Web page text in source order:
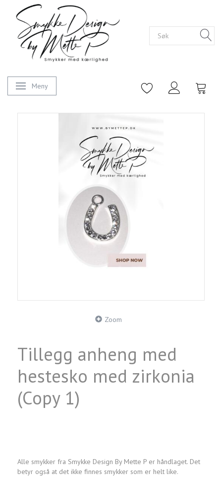
Veksle navigasjon
Meny
Zoom
Tillegg anheng med
hestesko med zirkonia
(Copy 1)
Alle smykker fra Smykke Design By Mette P er håndlaget. Det
betyr også at det ikke finnes smykker som er helt like.